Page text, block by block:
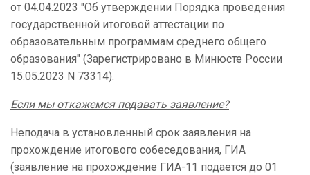
от 04.04.2023 "Об утверждении Порядка проведения
государственной итоговой аттестации по
образовательным программам среднего общего
образования" (Зарегистрировано в Минюсте России
15.05.2023 N 73314).
Если мы откажемся подавать заявление?
Неподача в установленный срок заявления на
прохождение итогового собеседования, ГИА
(заявление на прохождение ГИА-11 подается до 01